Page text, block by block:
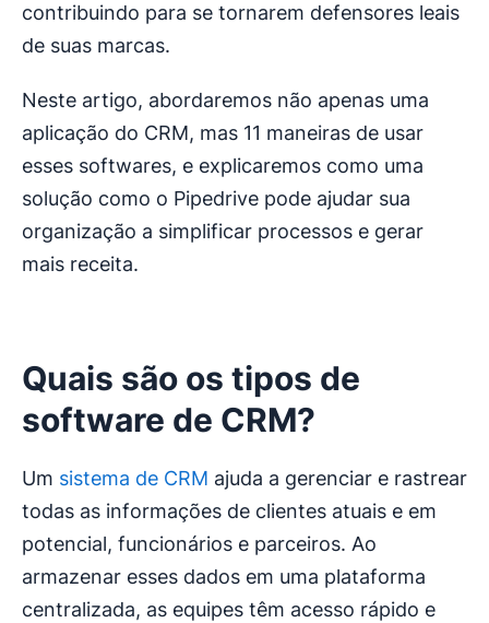
contribuindo para se tornarem defensores leais
de suas marcas.
Neste artigo, abordaremos não apenas uma
aplicação do CRM, mas 11 maneiras de usar
esses softwares, e explicaremos como uma
solução como o Pipedrive pode ajudar sua
organização a simplificar processos e gerar
mais receita.
Quais são os tipos de
software de CRM?
Um sistema de CRM ajuda a gerenciar e rastrear
todas as informações de clientes atuais e em
potencial, funcionários e parceiros. Ao
armazenar esses dados em uma plataforma
centralizada, as equipes têm acesso rápido e